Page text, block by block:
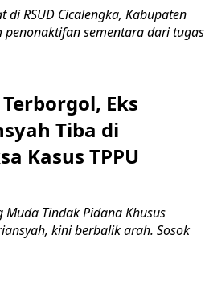
di RSUD Cicalengka, Kabupaten
sementara dari tugas
Eks
Tiba di
Kasus TPPU
Muda Tindak Pidana Khusus
kini berbalik arah. Sosok